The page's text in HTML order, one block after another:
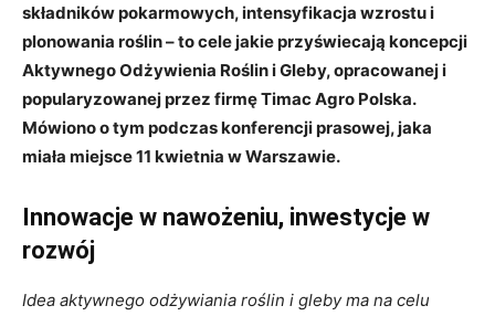
składników pokarmowych, intensyfikacja wzrostu i
plonowania roślin – to cele jakie przyświecają koncepcji
Aktywnego Odżywienia Roślin i Gleby, opracowanej i
popularyzowanej przez firmę Timac Agro Polska.
Mówiono o tym podczas konferencji prasowej, jaka
miała miejsce 11 kwietnia w Warszawie.
Innowacje w nawożeniu, inwestycje w
rozwój
Idea aktywnego odżywiania roślin i gleby ma na celu